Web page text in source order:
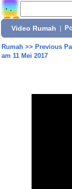
Video Rumah
Rumah>> Previous
am 11 Mei 2017